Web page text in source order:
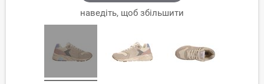
наведіть, щоб збільшити